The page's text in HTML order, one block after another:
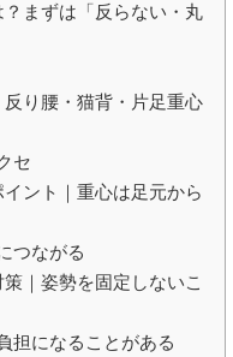
まずは「反らない・丸
り腰・猫背・片足重心
セ
ント｜重心は足元から
つながる
｜姿勢を固定しないこ
担になることがある